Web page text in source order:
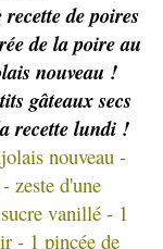
de poires
de la poire au
nouveau !
gâteaux secs
recette lundi !
nouveau -
zeste d'une
vanillé - 1
- 1 pincée de